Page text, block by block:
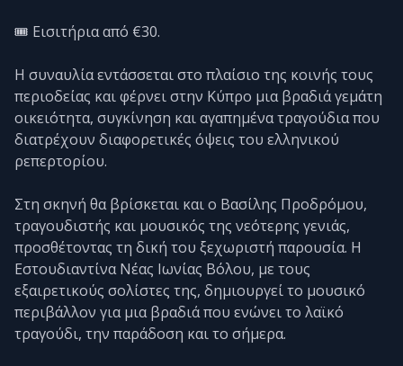
🎟️ Εισιτήρια από €30.
Η συναυλία εντάσσεται στο πλαίσιο της κοινής τους
περιοδείας και φέρνει στην Κύπρο μια βραδιά γεμάτη
οικειότητα, συγκίνηση και αγαπημένα τραγούδια που
διατρέχουν διαφορετικές όψεις του ελληνικού
ρεπερτορίου.
Στη σκηνή θα βρίσκεται και ο Βασίλης Προδρόμου,
τραγουδιστής και μουσικός της νεότερης γενιάς,
προσθέτοντας τη δική του ξεχωριστή παρουσία. Η
Εστουδιαντίνα Νέας Ιωνίας Βόλου, με τους
εξαιρετικούς σολίστες της, δημιουργεί το μουσικό
περιβάλλον για μια βραδιά που ενώνει το λαϊκό
τραγούδι, την παράδοση και το σήμερα.